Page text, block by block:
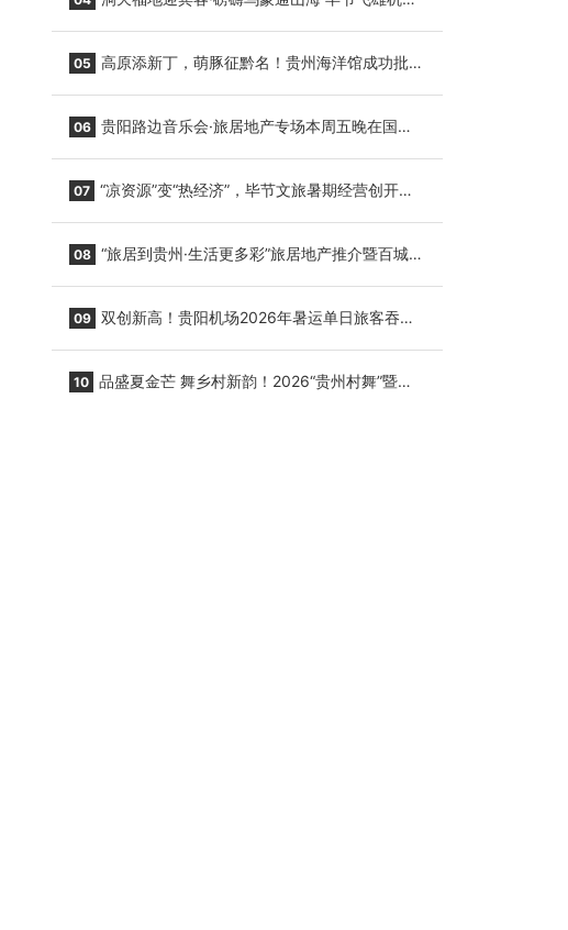
05 高原添新丁，萌豚征黔名！贵州海洋馆成功批量
06 贵阳路边音乐会·旅居地产专场本周五晚在国际
07 “凉资源”变“热经济”，毕节文旅暑期经营创开门
08 “旅居到贵州·生活更多彩”旅居地产推介暨百城千
09 双创新高！贵阳机场2026年暑运单日旅客吞吐
10 品盛夏金芒 舞乡村新韵！2026“贵州村舞”暨望